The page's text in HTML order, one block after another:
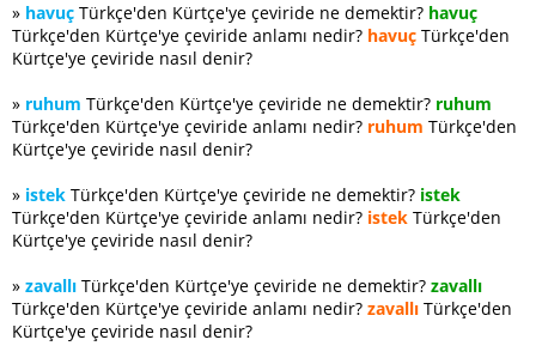
» havuç Türkçe'den Kürtçe'ye çeviride ne demektir? havuç
Türkçe'den Kürtçe'ye çeviride anlamı nedir? havuç Türkçe'den
Kürtçe'ye çeviride nasıl denir?
» ruhum Türkçe'den Kürtçe'ye çeviride ne demektir? ruhum
Türkçe'den Kürtçe'ye çeviride anlamı nedir? ruhum Türkçe'den
Kürtçe'ye çeviride nasıl denir?
» istek Türkçe'den Kürtçe'ye çeviride ne demektir? istek
Türkçe'den Kürtçe'ye çeviride anlamı nedir? istek Türkçe'den
Kürtçe'ye çeviride nasıl denir?
» zavallı Türkçe'den Kürtçe'ye çeviride ne demektir? zavallı
Türkçe'den Kürtçe'ye çeviride anlamı nedir? zavallı Türkçe'den
Kürtçe'ye çeviride nasıl denir?